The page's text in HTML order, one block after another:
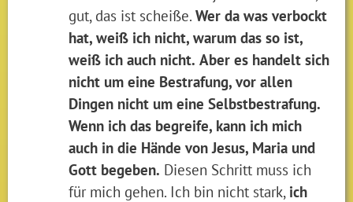
gut, das ist scheiße. Wer da was verbockt
hat, weiß ich nicht, warum das so ist,
weiß ich auch nicht. Aber es handelt sich
nicht um eine Bestrafung, vor allen
Dingen nicht um eine Selbstbestrafung.
Wenn ich das begreife, kann ich mich
auch in die Hände von Jesus, Maria und
Gott begeben. Diesen Schritt muss ich
für mich gehen. Ich bin nicht stark, ich